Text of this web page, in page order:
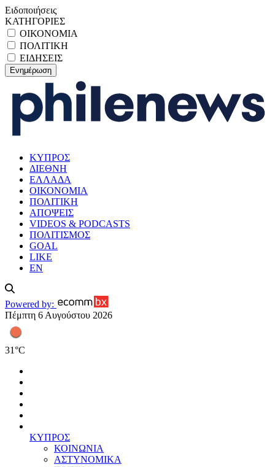
Ειδοποιήσεις
ΚΑΤΗΓΟΡΙΕΣ
ΟΙΚΟΝΟΜΙΑ
ΠΟΛΙΤΙΚΗ
ΕΙΔΗΣΕΙΣ
ΚΥΠΡΟΣ
ΔΙΕΘΝΗ
ΕΛΛΑΔΑ
ΟΙΚΟΝΟΜΙΑ
ΠΟΛΙΤΙΚΗ
ΑΠΟΨΕΙΣ
VIDEOS & PODCASTS
ΠΟΛΙΤΙΣΜΟΣ
GOAL
LIKE
EN
Powered by:
Πέμπτη 6 Αυγούστου 2026
31°C
ΚΥΠΡΟΣ
ΚΟΙΝΩΝΙΑ
ΑΣΤΥΝΟΜΙΚΑ